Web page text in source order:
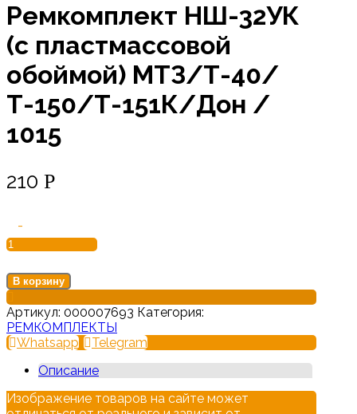
Ремкомплект НШ-32УК
(с пластмассовой
обоймой) МТЗ/Т-40/
Т-150/Т-151К/Дон /
1015
210 Р
товара
Ремкомплект
(с
пластмассовой
обоймой)
МТЗ/
Т-40/
Т-151К/
Дон
/
-
В корзину
Артикул: 000007693 Категория:
РЕМКОМПЛЕКТЫ
Whatsapp
Telegram
Описание
Изображение товаров на сайте может